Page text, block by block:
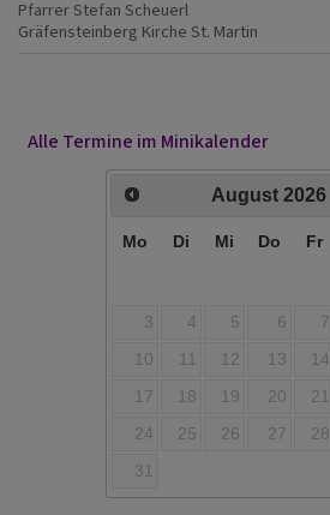
Pfarrer Stefan Scheuerl
Gräfensteinberg Kirche St. Martin
Alle Termine im Minikalender
August 2026
Mo Di Mi Do Fr
3
4 5 6 7
10
11 12 13 14
17
18 19 20 21
24
25 26 27 28
31